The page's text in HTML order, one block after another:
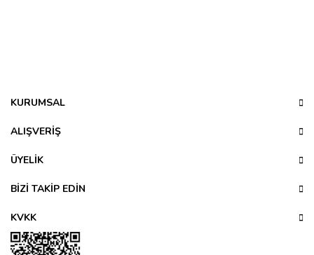
Ürün resmi kalitesiz, bozuk veya görüntülenemiyor.
Ürün fiyatı diğer sitelerden daha pahalı.
KURUMSAL
ALIŞVERİŞ
ÜYELİK
BİZİ TAKİP EDİN
KVKK